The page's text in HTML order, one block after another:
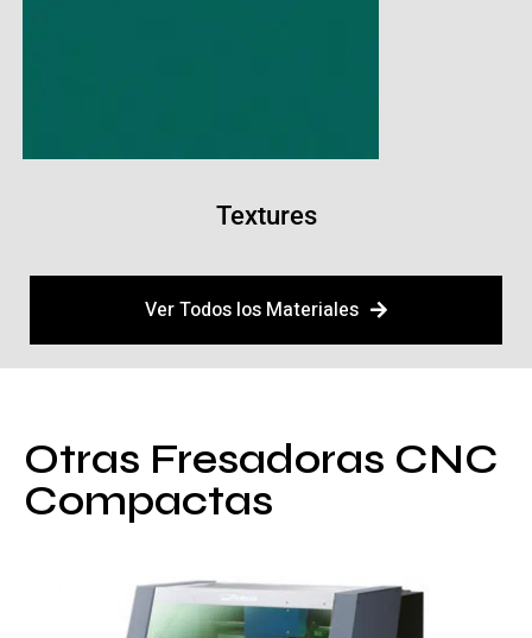
Textures
Ver Todos los Materiales
Otras Fresadoras CNC
Compactas